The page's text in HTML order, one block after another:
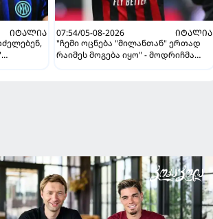
ᲘᲢᲐᲚᲘᲐ
07:54/05-08-2026
ᲘᲢᲐᲚᲘᲐ
"ჩემი ოცნება "მილანთან" ერთად
რაიმეს მოგება იყო" - მოდრიჩმა